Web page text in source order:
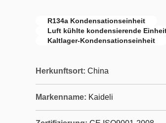
R134a Kondensationseinheit
Luft kühlte kondensierende
Kaltlager-Kondensationseinheit
Herkunftsort: China
Markenname: Kaideli